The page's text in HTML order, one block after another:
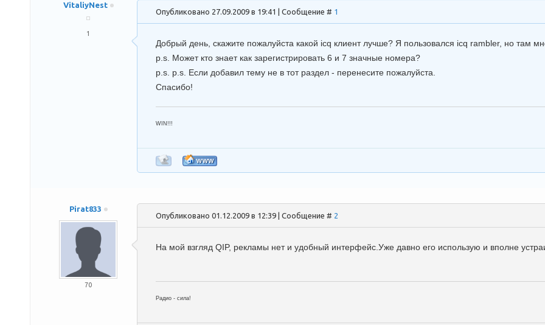
VitaliyNest
1
Опубликовано 27.09.2009 в 19:41 | Сообщение # 1
Добрый день, скажите пожалуйста какой icq клиент лучше? Я пользовался icq rambler, но там
p.s. Может кто знает как зарегистрировать 6 и 7 значные номера?
p.s. p.s. Если добавил тему не в тот раздел - перенесите пожалуйста.
Спасибо!
WIN!!!
Pirat833
70
Опубликовано 01.12.2009 в 12:39 | Сообщение # 2
На мой взгляд QIP, рекламы нет и удобный интерфейс.Уже давно его использую и вполне
Радио - сила!